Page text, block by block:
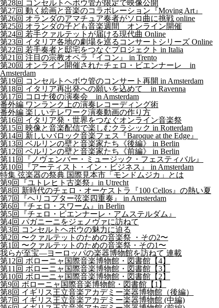
第28回 コンセルトヘボウ管が限定で映像公開
第27回 動く絵画と音楽のコラボレーション『Moving Art』
第26回 オランダのアマチュア奏者がソロ曲に挑戦 online
第25回 オランダの子ども音楽週間 オンライン開催
第24回 若手クァルテットが届ける現代曲 Online
第23回 イタリア各地の劇場を巡るコンサートシリーズ Online
第22回 若手奏者と邸宅をつなぐプロジェクト in Italia
第21回 注目の宗教オペラ『イコン』 in Trento
第20回 オンライン開催されたチェロ・ビエンナーレ in
Amsterdam
第19回 コンセルトヘボウ管のコンサート再開 in Amsterdam
第18回 イタリア再出発への願いを込めて in Ravenna
第17回 コロナ後の演奏会 in Amsterdam
番外編 ワンランク上の演奏レコーディング術
番外編 楽しいテレワーク演奏動画の作り方
第16回 イタリア発・世界をつなぐオンライン音楽祭
第15回 映像と音楽配信で楽しむクラシック in Rotterdam
第14回 新しいバロック音楽フェス『Baroque at the Edge』
第13回 ベルリンの壁と音楽家たち《後編》 in Berlin
第12回 ベルリンの壁と音楽家たち《前編》 in Berlin
第11回『ノヴェンバー・ミュージック・フェスティバル』
第10回『アーティスト・イン・ビジネス』 in Amsterdam
特集 弦楽器の祭典 国際見本市「モンドムジカ」とは
第9回『ユトレヒト古楽祭』in Utrecht
第8回 新時代のチェロ・オーケストラ『100 Cellos』の熱い夏
第7回『ヘリコプター弦楽四重奏』 in Amsterdam
第6回『チェロ・スワーム』in Berlin
第5回『チェロ・ビエンナーレ・アムステルダム』
第4回 パガニーニをジェノヴァに訪ねて
第3回 コンセルトヘボウの魅力に迫る
第2回 〜クァルテットのための音楽祭 ・その2〜
第1回 〜クァルテットのための音楽祭・その1〜
我らが至宝―ヨーロッパの楽器博物館を訪ねて 連載
第12回 ボローニャ国際音楽博物館・図書館【4】
第11回 ボローニャ国際音楽博物館・図書館【3】
第10回 ボローニャ国際音楽博物館・図書館【2】
第9回 ボローニャ国際音楽博物館・図書館【1】
第8回 イギリス王立音楽アカデミー楽器博物館（後編）
第7回 イギリス王立音楽アカデミー楽器博物館 (中編)